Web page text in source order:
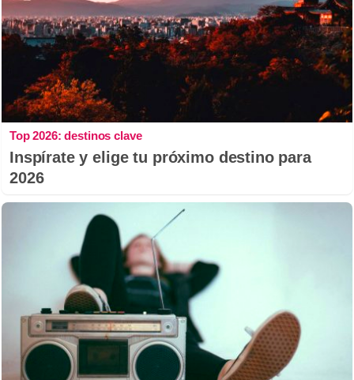
Top 2026: destinos clave
Inspírate y elige tu próximo destino para
2026